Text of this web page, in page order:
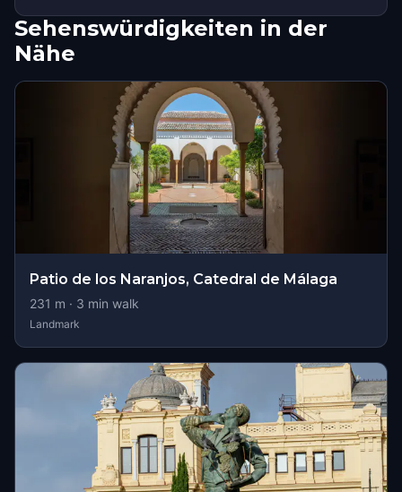
Sehenswürdigkeiten in der
Nähe
Patio de los Naranjos, Catedral de Málaga
231 m · 3 min walk
Landmark